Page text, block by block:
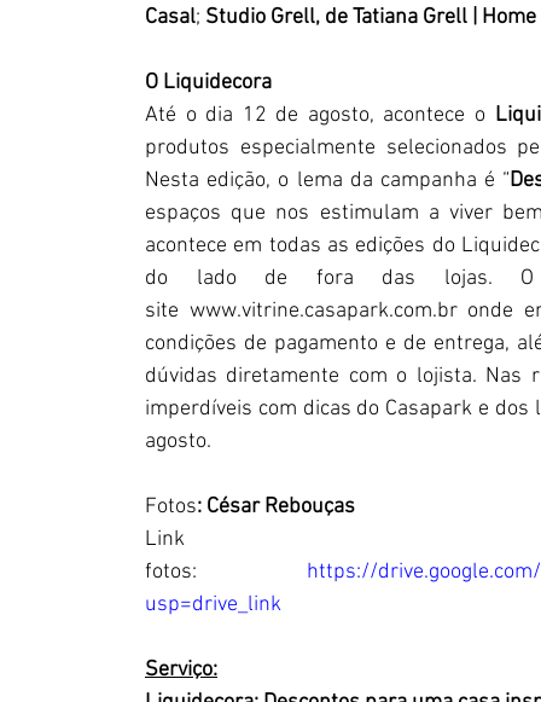
Casal; Studio Grell, de Tatiana Grell |
O Liquidecora
Até o dia 12 de agosto, acontece o
produtos especialmente selecionados
Nesta edição, o lema da campanha é “
espaços que nos estimulam a viver
acontece em todas as edições do
do lado de fora das lojas. O
site www.vitrine.casapark.com.br onde
condições de pagamento e de entrega,
dúvidas diretamente com o lojista. Nas
imperdíveis com dicas do Casapark e
agosto.
Fotos: César Rebouças
Link
fotos: https://
usp=drive_link
Serviço: